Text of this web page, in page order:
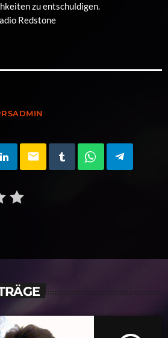
zu entschuldigen.
Redstone
email